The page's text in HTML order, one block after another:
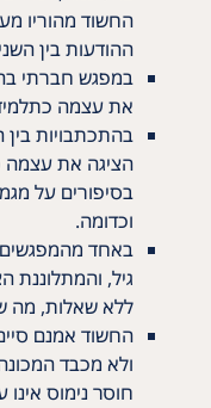
החשוד מהוריו
ההודעות בין
במפגש חברתי
את עצמה
בהתכתבויות בין
בסיפורים על
וכדומה.
באחד מהמפגשים
גיל, והמתלוננת
ללא שאלות, מה
החשוד אמנם
ולא מכבד
חוסר נימוס אינו